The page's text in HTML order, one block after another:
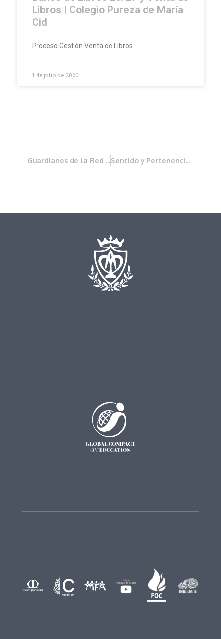
Libros | Colegio Pureza de María
Cid
Proceso Gestión Venta de Libros
1 de julio de 2026
Guardianes de la Red en Pureza de María Cid Sentido y Pertenencia a la Pureza